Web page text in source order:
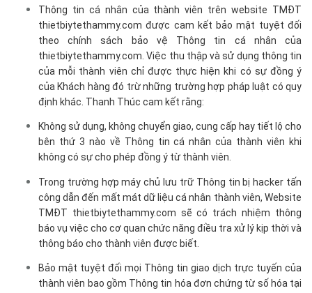
Thông tin cá nhân của thành viên trên website TMĐT
thietbiytethammy.com được cam kết bảo mật tuyệt đối
theo chính sách bảo vệ Thông tin cá nhân của
thietbiytethammy.com. Việc thu thập và sử dụng thông tin
của mỗi thành viên chỉ được thực hiện khi có sự đồng ý
của Khách hàng đó trừ những trường hợp pháp luật có quy
định khác. Thanh Thúc cam kết rằng:
Không sử dụng, không chuyển giao, cung cấp hay tiết lộ cho
bên thứ 3 nào về Thông tin cá nhân của thành viên khi
không có sự cho phép đồng ý từ thành viên.
Trong trường hợp máy chủ lưu trữ Thông tin bị hacker tấn
công dẫn đến mất mát dữ liệu cá nhân thành viên, Website
TMĐT thietbiytethammy.com sẽ có trách nhiệm thông
báo vụ việc cho cơ quan chức năng điều tra xử lý kịp thời và
thông báo cho thành viên được biết.
Bảo mật tuyệt đối mọi Thông tin giao dịch trực tuyến của
thành viên bao gồm Thông tin hóa đơn chứng từ số hóa tại